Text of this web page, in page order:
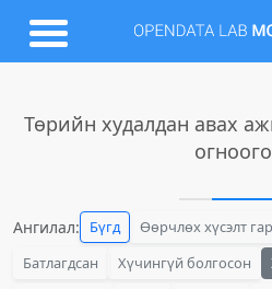
Төрийн худалдан авах
Ангилал: Бүгд Өөрчлөх хүсэлт
Батлагдсан
Хүчингүй болгосон